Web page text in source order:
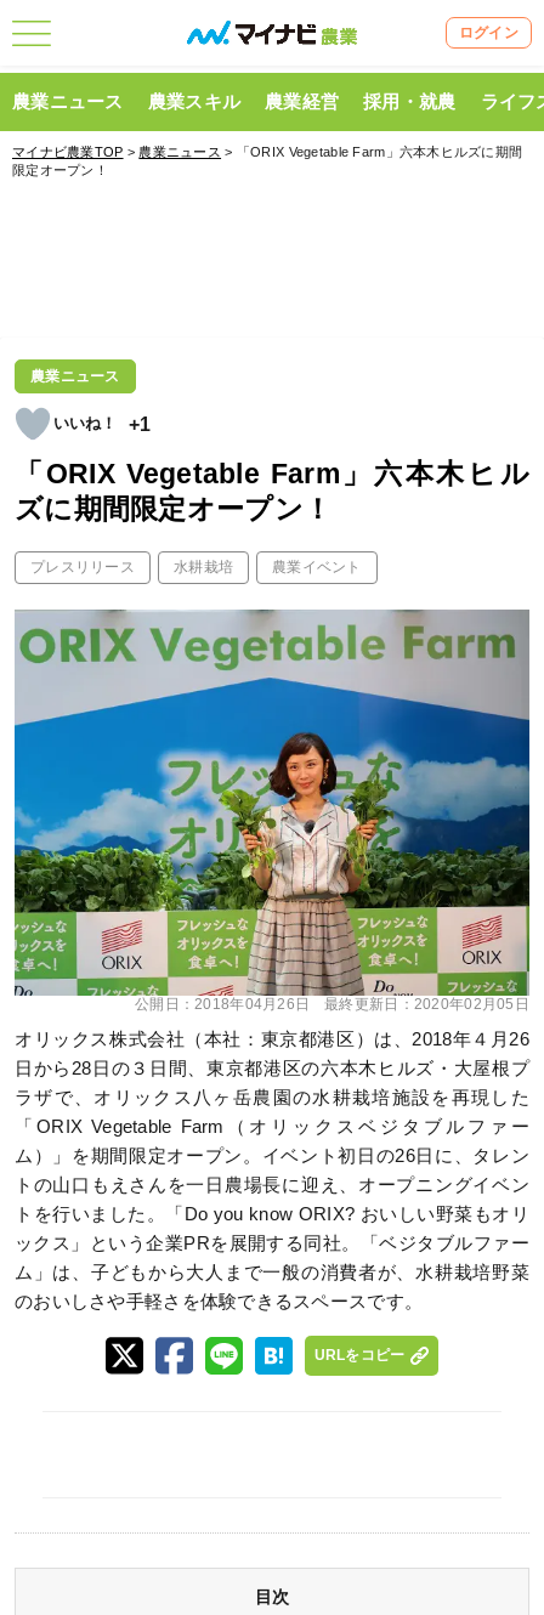
ログイン
農業ニュース 農業スキル 農業経営 採用・就農 ライフ
マイナビ農業TOP > 農業ニュース > 「ORIX Vegetable Farm」六本木ヒルズに期間
限定オープン！
農業ニュース
+1
「ORIX Vegetable Farm」六本木ヒル
ズに期間限定オープン！
プレスリリース 水耕栽培 農業イベント
公開日：2018年04月26日 最終更新日： 2020年02月05日
オリックス株式会社（本社：東京都港区）は、2018年４月26
日から28日の３日間、東京都港区の六本木ヒルズ・大屋根プ
ラザで、オリックス八ヶ岳農園の水耕栽培施設を再現した
「ORIX Vegetable Farm（オリックスベジタブルファー
ム）」を期間限定オープン。イベント初日の26日に、タレン
トの山口もえさんを一日農場長に迎え、オープニングイベン
トを行いました。「Do you know ORIX? おいしい野菜もオリ
ックス」という企業PRを展開する同社。「ベジタブルファー
ム」は、子どもから大人まで一般の消費者が、水耕栽培野菜
のおいしさや手軽さを体験できるスペースです。
URLをコピー
目次